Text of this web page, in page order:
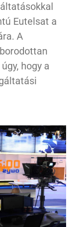
Eutelsat a
A
hogy a